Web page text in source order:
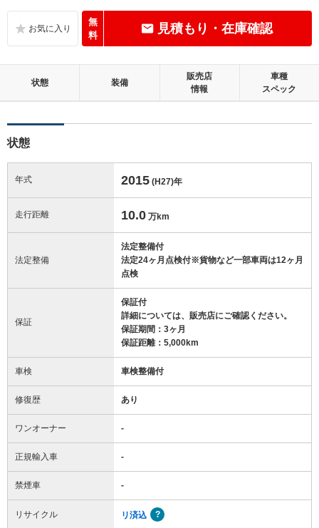
無
料
見積もり・在庫確認
状態 装備
販売店
情報
車種
スペック
状態
年式 2015 (H27)年
走行距離 10.0 万km
法定整備
法定整備付
法定24ヶ月点検付※貨物など一部車両は12ヶ月
点検
保証
保証付
詳細については、販売店にご確認ください。
保証期間：3ヶ月
保証距離：5,000km
車検 車検整備付
修復歴 あり
ワンオーナー -
正規輸入車 -
禁煙車 -
リサイクル リ済込